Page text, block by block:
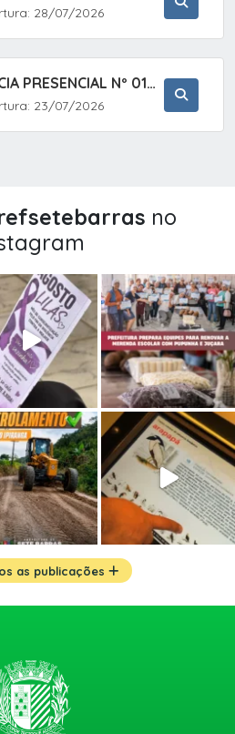
28/07/2026
CONCORRÊNCIA PRESENCIAL Nº 018/2026 - PAVIMENTAÇÃO ASFÁLTICA NO BAIRRO VOTUPOCA ? ESTRADA DA RAPOSA, NO MUNICÍPIO DE SETE BARRAS/SP
23/07/2026
no
as publicações